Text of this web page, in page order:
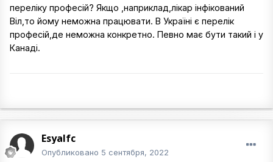
переліку професій? Якщо ,наприклад,лікар інфікований
Віл,то йому неможна працювати. В Україні є перелік
професій,де неможна конкретно. Певно має бути такий і у
Канаді.
Esyalfc
Опубликовано 5 сентября, 2022